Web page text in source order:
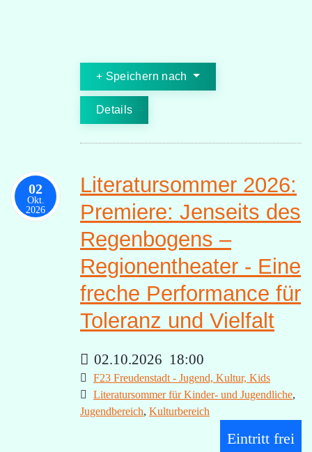
Speichern nach
Details
02
Okt.
2026
Literatursommer 2026:
Premiere: Jenseits des
Regenbogens –
Regionentheater - Eine
freche Performance für
Toleranz und Vielfalt
02.10.2026 18:00
F23 Freudenstadt - Jugend, Kultur, Kids
Literatursommer für Kinder- und Jugendliche,
Jugendbereich, Kulturbereich
Eintritt frei